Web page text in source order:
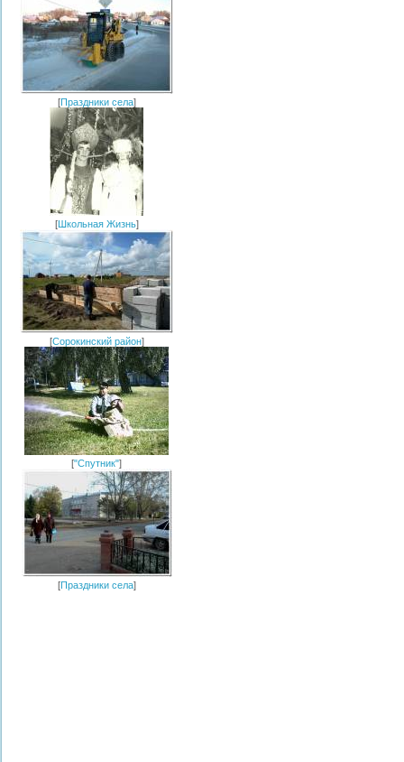
[Праздники села]
[Школьная Жизнь]
[Сорокинский район]
["Спутник"]
[Праздники села]